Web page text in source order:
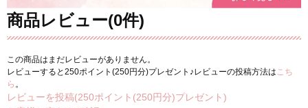
商品レビュー(0件)
この商品はまだレビューがありません。
レビューすると250ポイント(250円分)プレゼント♪レビューの投稿方法は こち
ら 。
レビューを投稿(250ポイント(250円分)プレゼント)